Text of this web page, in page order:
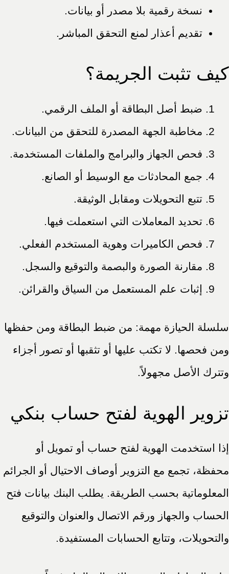
نسخة رقمية بلا مصدر أو بيانات.
تقديم أعذار لمنع التحقق المباشر.
كيف تثبت الجريمة؟
ضبط أصل البطاقة أو الملف الرقمي.
مخاطبة الجهة المصدرة للتحقق من البيانات.
فحص الجهاز والبرامج والملفات المستخدمة.
جمع المحادثات مع الوسيط أو الصانع.
تتبع التحويلات ومقابل الوثيقة.
تحديد المعاملات التي استعملت فيها.
فحص الكاميرات وهوية المستخدم الفعلي.
مقارنة الصورة والبصمة والتوقيع والسجل.
إثبات علم المستعمل من السياق والقرائن.
سلسلة الحيازة مهمة: من ضبط البطاقة ومن حفظها
ومن فحصها. لا تكتب عليها أو تثقبها أو تصور أجزاء
وتترك الأصل مجهولاً.
تزوير الهوية لفتح حساب بنكي
إذا استخدمت الهوية لفتح حساب أو تمويل أو
محفظة، تجمع مع التزوير أوصاف الاحتيال أو الجرائم
المعلوماتية بحسب الطريقة. يطلب البنك بيانات فتح
الحساب والجهاز ورقم الاتصال والعنوان والتوقيع
والتحويلات، وتتابع الحسابات المستفيدة.